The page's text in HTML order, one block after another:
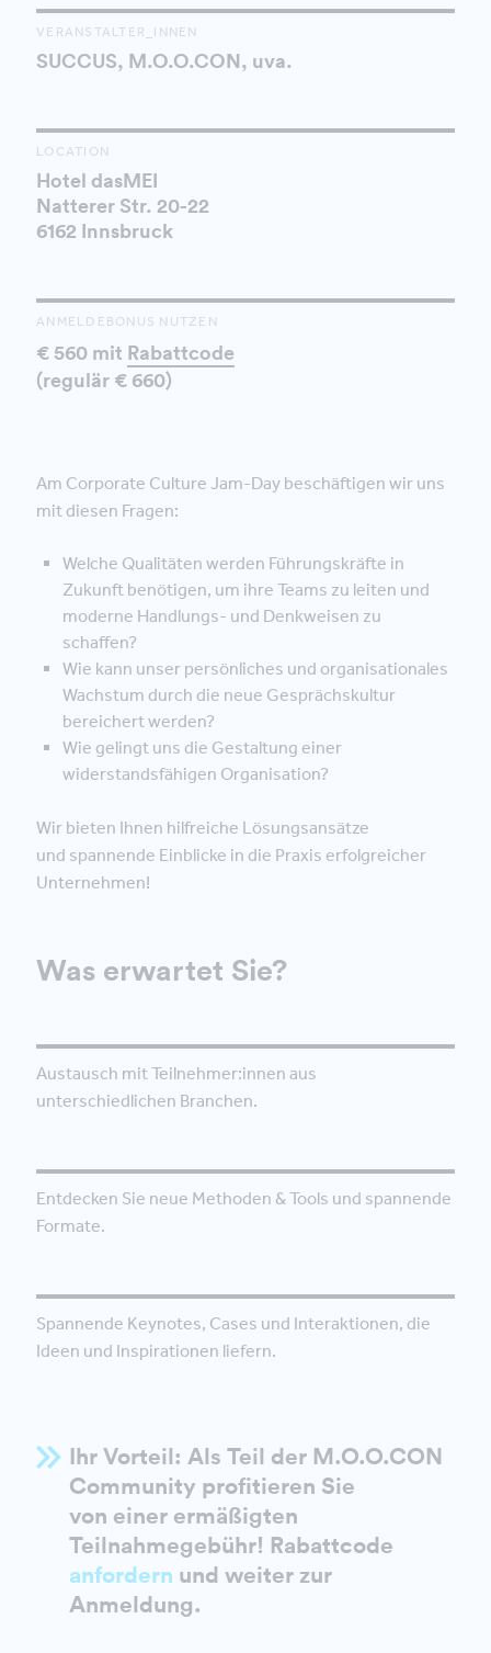
VERANSTALTER_INNEN
SUCCUS, M.O.O.CON, uva.
LOCATION
Hotel dasMEI
Natterer Str. 20-22
6162 Innsbruck
ANMELDEBONUS NUTZEN
€ 560 mit Rabattcode
(regulär € 660)
Am Corporate Culture Jam-Day beschäftigen wir uns
mit diesen Fragen:
Welche Qualitäten werden Führungskräfte in
Zukunft benötigen, um ihre Teams zu leiten und
moderne Handlungs- und Denkweisen zu
schaffen?
Wie kann unser persönliches und organisationales
Wachstum durch die neue Gesprächskultur
bereichert werden?
Wie gelingt uns die Gestaltung einer
widerstandsfähigen Organisation?
Wir bieten Ihnen hilfreiche Lösungsansätze
und spannende Einblicke in die Praxis erfolgreicher
Unternehmen!
Was erwartet Sie?
Austausch mit Teilnehmer:innen aus
unterschiedlichen Branchen.
Entdecken Sie neue Methoden & Tools und spannende
Formate.
Spannende Keynotes, Cases und Interaktionen, die
Ideen und Inspirationen liefern.
Ihr Vorteil: Als Teil der M.O.O.CON
Community profitieren Sie
von einer ermäßigten
Teilnahmegebühr! Rabattcode
anfordern und weiter zur
Anmeldung.